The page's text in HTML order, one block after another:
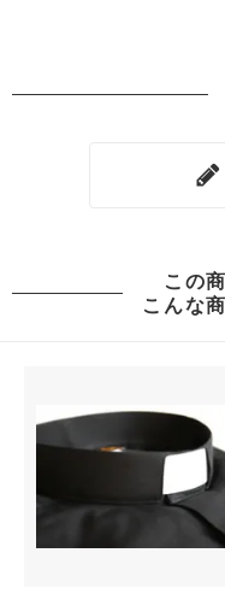
この
こんな